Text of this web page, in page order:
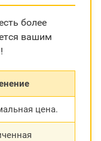
более
вашим
цена.